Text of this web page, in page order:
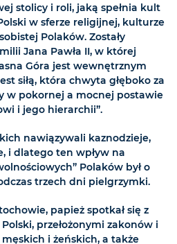
stolicy i roli, jaką spełnia kult
w sferze religijnej, kulturze
Polaków. Zostały
Jana Pawła II, w której
Góra jest wewnętrznym
siłą, która chwyta głęboko za
w pokornej a mocnej postawie
i jego hierarchii”.
nawiązywali kaznodzieje,
i dlatego ten wpływ na
Polaków był o
trzech dni pielgrzymki.
papież spotkał się z
przełożonymi zakonów i
i żeńskich, a także